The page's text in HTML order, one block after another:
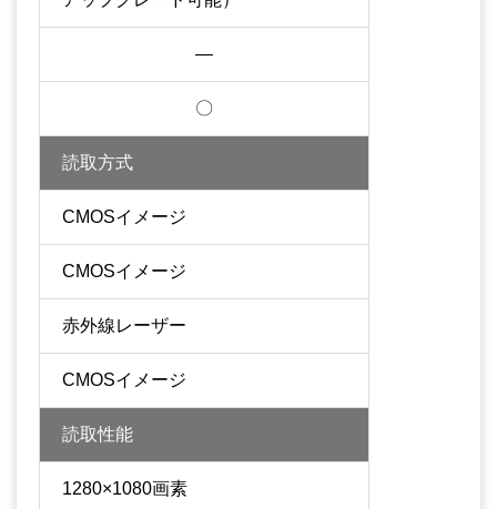
—
〇
読取方式
CMOSイメージ
CMOSイメージ
赤外線レーザー
CMOSイメージ
読取性能
1280×1080画素